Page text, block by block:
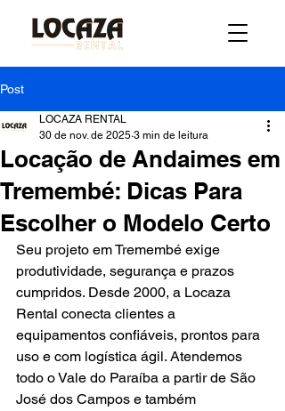
Post
Locação de Andaimes em
Tremembé: Dicas Para
Escolher o Modelo Certo
LOCAZA RENTAL
30 de nov. de 2025 3 min de leitura
Seu projeto em Tremembé exige
produtividade, segurança e prazos
cumpridos. Desde 2000, a Locaza
Rental conecta clientes a
equipamentos confiáveis, prontos para
uso e com logística ágil. Atendemos
todo o Vale do Paraíba a partir de São
José dos Campos e também